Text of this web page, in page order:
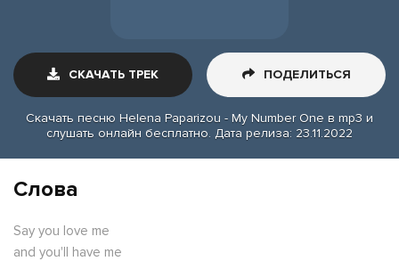
СКАЧАТЬ ТРЕК ПОДЕЛИТЬСЯ
Скачать песню Helena Paparizou - My Number One в mp3 и
слушать онлайн бесплатно. Дата релиза: 23.11.2022
Слова
Say you love me
and you'll have me